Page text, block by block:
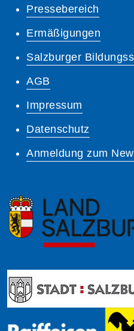
Pressebereich
Ermäßigungen
Salzburger
AGB
Impressum
Datenschutz
Anmeldung zum